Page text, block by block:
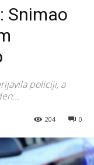
Snimao
policiji, a
0
204